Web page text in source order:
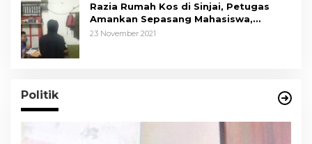
Razia Rumah Kos di Sinjai, Petugas
Amankan Sepasang Mahasiswa,
Mengaku Berpacaran
23 November 2021
Politik